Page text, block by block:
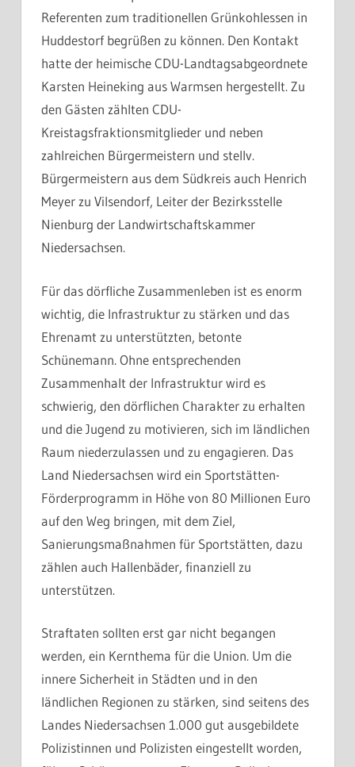
Referenten zum traditionellen Grünkohlessen in
Huddestorf begrüßen zu können. Den Kontakt
hatte der heimische CDU-Landtagsabgeordnete
Karsten Heineking aus Warmsen hergestellt. Zu
den Gästen zählten CDU-
Kreistagsfraktionsmitglieder und neben
zahlreichen Bürgermeistern und stellv.
Bürgermeistern aus dem Südkreis auch Henrich
Meyer zu Vilsendorf, Leiter der Bezirksstelle
Nienburg der Landwirtschaftskammer
Niedersachsen.
Für das dörfliche Zusammenleben ist es enorm
wichtig, die Infrastruktur zu stärken und das
Ehrenamt zu unterstützten, betonte
Schünemann. Ohne entsprechenden
Zusammenhalt der Infrastruktur wird es
schwierig, den dörflichen Charakter zu erhalten
und die Jugend zu motivieren, sich im ländlichen
Raum niederzulassen und zu engagieren. Das
Land Niedersachsen wird ein Sportstätten-
Förderprogramm in Höhe von 80 Millionen Euro
auf den Weg bringen, mit dem Ziel,
Sanierungsmaßnahmen für Sportstätten, dazu
zählen auch Hallenbäder, finanziell zu
unterstützen.
Straftaten sollten erst gar nicht begangen
werden, ein Kernthema für die Union. Um die
innere Sicherheit in Städten und in den
ländlichen Regionen zu stärken, sind seitens des
Landes Niedersachsen 1.000 gut ausgebildete
Polizistinnen und Polizisten eingestellt worden,